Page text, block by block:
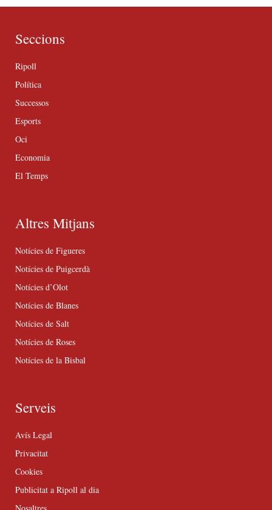
Seccions
Ripoll
Política
Successos
Esports
Oci
Economia
El Temps
Altres Mitjans
Notícies de Figueres
Notícies de Puigcerdà
Notícies d’Olot
Notícies de Blanes
Notícies de Salt
Notícies de Roses
Notícies de la Bisbal
Serveis
Avís Legal
Privacitat
Cookies
Publicitat a Ripoll al dia